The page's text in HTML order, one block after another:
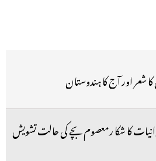
شعر اور آج کا ہندوستان
کا شکا رمعصوم بچے کی حالت تشویش